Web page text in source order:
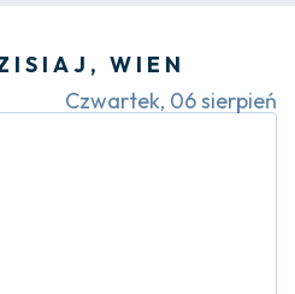
WIEN
Czwartek, 06 sierpień